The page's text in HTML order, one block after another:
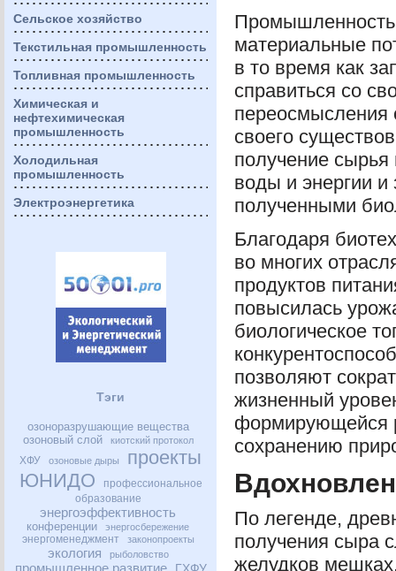
Сельское хозяйство
Текстильная промышленность
Топливная промышленность
Химическая и
нефтехимическая
промышленность
Холодильная
промышленность
Электроэнергетика
Тэги
озоноразрушающие вещества
озоновый слой
киотский протокол
ХФУ озоновые дыры
проекты
ЮНИДО
профессиональное
образование
энергоэффективность
конференции энергосбережение
энергоменеджмент законопроекты
экология рыболовство
промышленное развитие
Промышленность
материальные
в то время как
справиться со
переосмысления
своего
получение сырья
воды и энергии
полученными
Благодаря
во многих
продуктов
повысилась
биологическое
позволяют
жизненный
формирующейся
сохранению
По легенде,
получения сыра
желудков